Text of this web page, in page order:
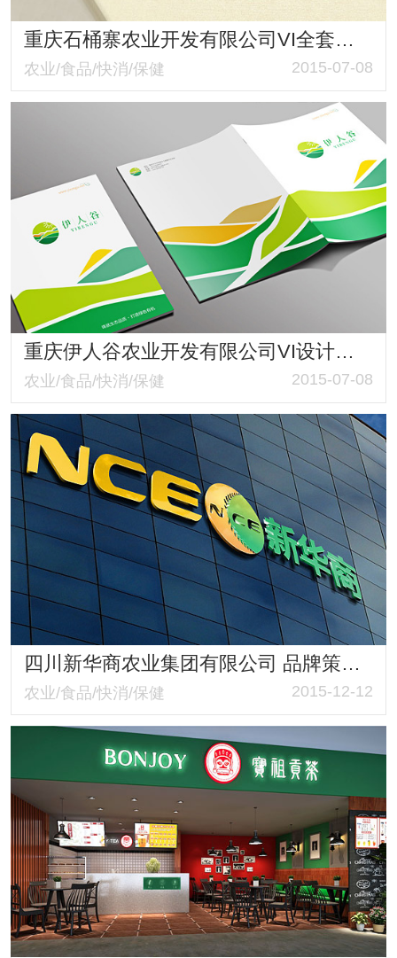
重庆石桶寨农业开发有限公司VI全套设计
农业/食品/快消/保健 2015-07-08
重庆伊人谷农业开发有限公司VI设计品牌策划
农业/食品/快消/保健 2015-07-08
四川新华商农业集团有限公司 品牌策划与VIS设计
农业/食品/快消/保健 2015-12-12